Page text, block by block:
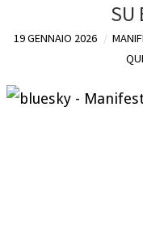
UNA
LA CASSETTA
SU
19 GENNAIO 2026